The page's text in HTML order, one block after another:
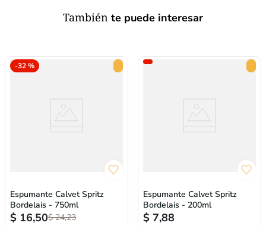
También te puede interesar
-32 %
Espumante Calvet Spritz
Bordelais - 750ml
$24,23
$ 16,50
Espumante Calvet Spritz
Bordelais - 200ml
$ 7,88